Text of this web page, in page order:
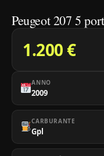
Peugeot 207 5
1.200 €
ANNO
2009
CARBURANTE
Gpl